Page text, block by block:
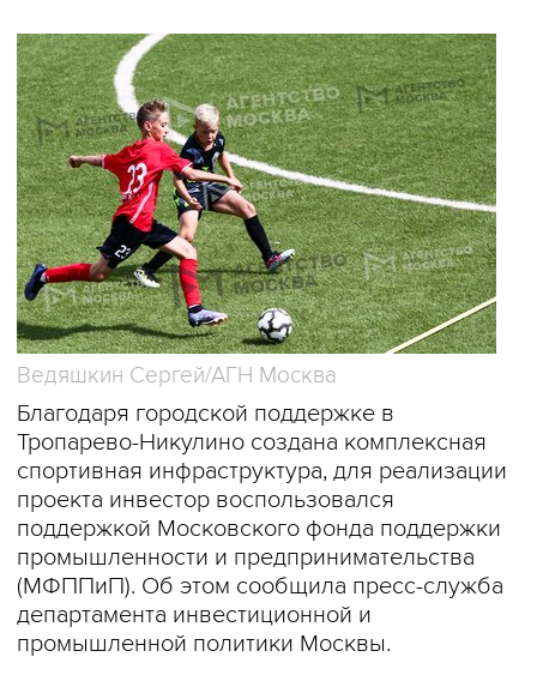
Ведяшкин Сергей/АГН Москва
Благодаря городской поддержке в
Тропарево-Никулино создана комплексная
спортивная инфраструктура, для реализации
проекта инвестор воспользовался
поддержкой Московского фонда поддержки
промышленности и предпринимательства
(МФППиП). Об этом сообщила пресс-служба
департамента инвестиционной и
промышленной политики Москвы.